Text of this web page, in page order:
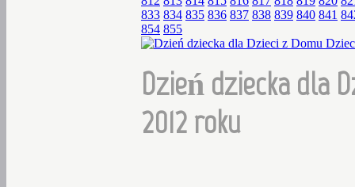
833 834 835 836 837 838 839 840 841
854 855
Dzień dziecka dla
2012 roku